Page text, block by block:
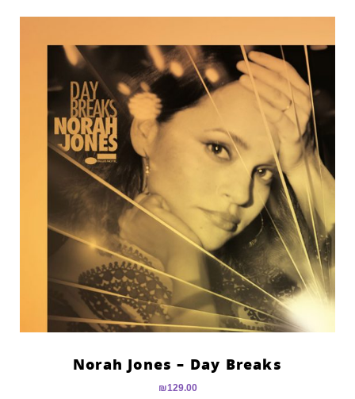
Norah Jones – Day Breaks
₪129.00